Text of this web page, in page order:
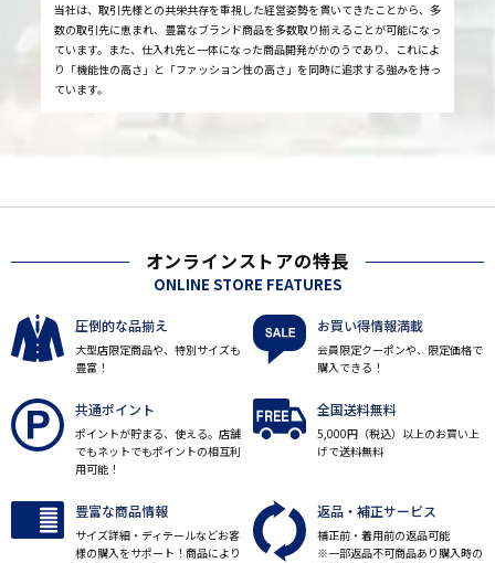
当社は、取引先様との共栄共存を重視した経営姿勢を貫いてきたことから、多
数の取引先に恵まれ、豊富なブランド商品を多数取り揃えることが可能になっ
ています。また、仕入れ先と一体になった商品開発がかのうであり、これによ
り「機能性の高さ」と「ファッション性の高さ」を同時に追求する強みを持っ
ています。
オンラインストアの特長
ONLINE STORE FEATURES
圧倒的な品揃え
大型店限定商品や、特別サイズも
豊富！
お買い得情報満載
会員限定クーポンや、限定価格で
購入できる！
共通ポイント
ポイントが貯まる、使える。店舗
でもネットでもポイントの相互利
用可能！
全国送料無料
5,000円（税込）以上のお買い上
げで送料無料
豊富な商品情報
サイズ詳細・ディテールなどお客
様の購入をサポート！商品により
返品・補正サービス
補正前・着用前の返品可能
※一部返品不可商品あり購入時の